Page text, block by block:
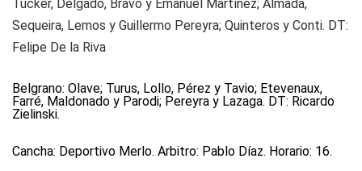
Tucker, Delgado, Bravo y Emanuel Martínez; Almada,
Sequeira, Lemos y Guillermo Pereyra; Quinteros y Conti. DT:
Felipe De la Riva
Belgrano: Olave; Turus, Lollo, Pérez y Tavio; Etevenaux,
Farré, Maldonado y Parodi; Pereyra y Lazaga. DT: Ricardo
Zielinski.
Cancha: Deportivo Merlo. Arbitro: Pablo Díaz. Horario: 16.